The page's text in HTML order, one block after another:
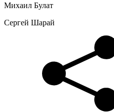
Михаил Булат
Сергей Шарай